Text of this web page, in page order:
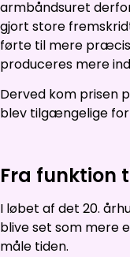
armbåndsuret
gjort store
førte til mere
produceres mere
Derved kom prisen
blev tilgængelige
Fra funktion
I løbet af det 20.
blive set som mere
måle tiden.